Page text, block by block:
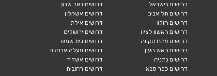
דרושים בישראל
דרושים תל אביב
דרושים חולון
דרושים ראשון לציון
דרושים פתח תקווה
דרושים ראש העין
דרושים נתניה
דרושים כפר סבא
דרושים באר שבע
דרושים אשקלון
דרושים אילת
דרושים ירושלים
דרושים בית שמש
דרושים מעלה אדומים
דרושים אשדוד
דרושים רחובות